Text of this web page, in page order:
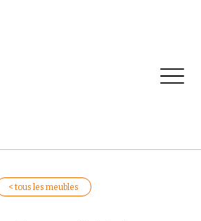
< tous les meubles